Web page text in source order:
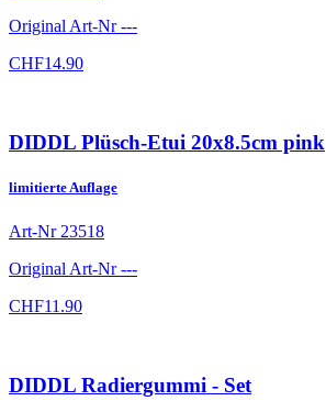
Original Art-Nr---
CHF14.90
DIDDL Plüsch-Etui 20x8.5cm pink
limitierte Auflage
Art-Nr 23518
Original Art-Nr---
CHF11.90
DIDDL Radiergummi - Set